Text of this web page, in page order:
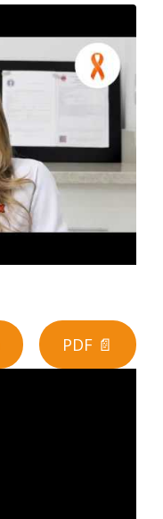
PDF 📄